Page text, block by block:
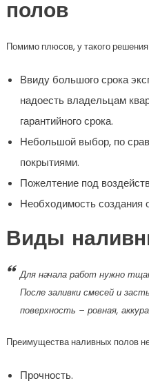
полов
Помимо плюсов, у такого
Ввиду большого срока
надоесть владельцам
гарантийного срока.
Небольшой выбор, по
покрытиями.
Пожелтение под
Необходимость создания
Виды
Для начала работ нужно
После заливки смесей и
поверхность – ровная,
Преимущества наливных полов
Прочность.